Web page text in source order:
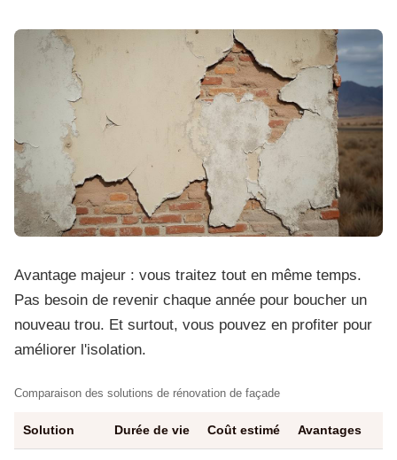
Avantage majeur : vous traitez tout en même temps.
Pas besoin de revenir chaque année pour boucher un
nouveau trou. Et surtout, vous pouvez en profiter pour
améliorer l'isolation.
Comparaison des solutions de rénovation de façade
Solution Durée de vie Coût estimé Avantages